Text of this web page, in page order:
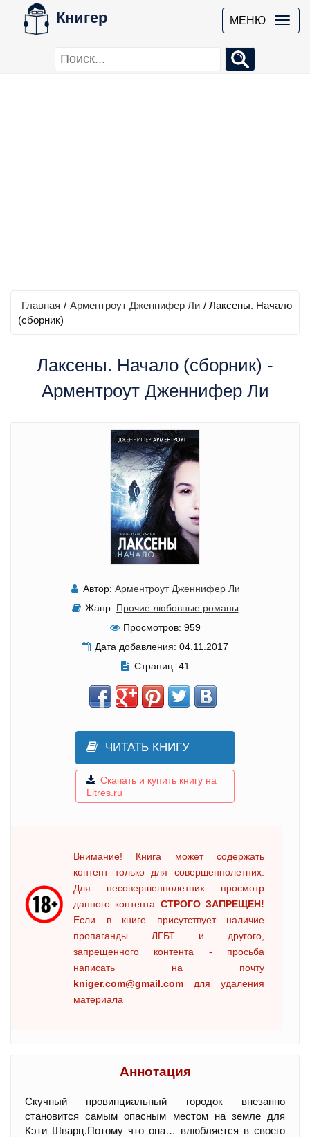
Книгер МЕНЮ
Главная / Арментроут Дженнифер Ли / Лаксены. Начало
(сборник)
Лаксены. Начало (сборник) -
Арментроут Дженнифер Ли
Автор: Арментроут Дженнифер Ли
Жанр: Прочие любовные романы
Просмотров: 959
Дата добавления: 04.11.2017
Страниц: 41
ЧИТАТЬ КНИГУ
Скачать и купить книгу на
Litres.ru
Внимание! Книга может содержать
контент только для совершеннолетних.
Для несовершеннолетних просмотр
данного контента СТРОГО ЗАПРЕЩЕН!
Если в книге присутствует наличие
пропаганды ЛГБТ и другого,
запрещенного контента - просьба
написать на почту
kniger.com@gmail.com для удаления
материала
Аннотация
Скучный провинциальный городок внезапно
становится самым опасным местом на земле для
Кэти Шварц.Потому что она… влюбляется в своего